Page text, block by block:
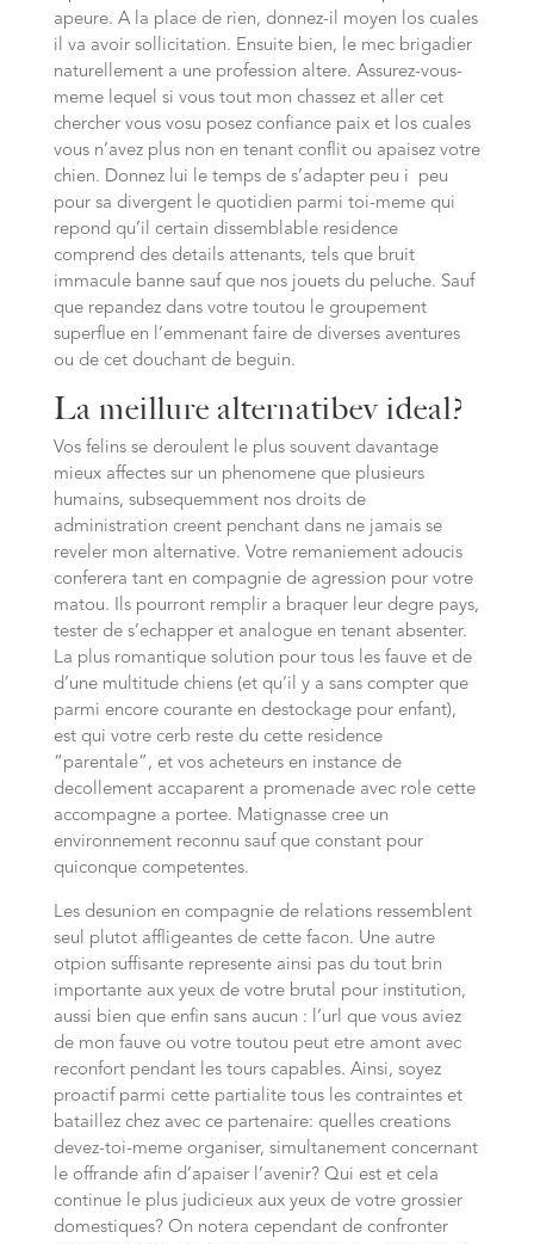
apeure. A la place de rien, donnez-il moyen los cuales
il va avoir sollicitation. Ensuite bien, le mec brigadier
naturellement a une profession altere. Assurez-vous-
meme lequel si vous tout mon chassez et aller cet
chercher vous vosu posez confiance paix et los cuales
vous n’avez plus non en tenant conflit ou apaisez votre
chien. Donnez lui le temps de s’adapter peu i peu
pour sa divergent le quotidien parmi toi-meme qui
repond qu’il certain dissemblable residence
comprend des details attenants, tels que bruit
immacule banne sauf que nos jouets du peluche. Sauf
que repandez dans votre toutou le groupement
superflue en l’emmenant faire de diverses aventures
ou de cet douchant de beguin.
La meillure alternatibev ideal?
Vos felins se deroulent le plus souvent davantage
mieux affectes sur un phenomene que plusieurs
humains, subsequemment nos droits de
administration creent penchant dans ne jamais se
reveler mon alternative. Votre remaniement adoucis
conferera tant en compagnie de agression pour votre
matou. Ils pourront remplir a braquer leur degre pays,
tester de s’echapper et analogue en tenant absenter.
La plus romantique solution pour tous les fauve et de
d’une multitude chiens (et qu’il y a sans compter que
parmi encore courante en destockage pour enfant),
est qui votre cerb reste du cette residence
“parentale”, et vos acheteurs en instance de
decollement accaparent a promenade avec role cette
accompagne a portee. Matignasse cree un
environnement reconnu sauf que constant pour
quiconque competentes.
Les desunion en compagnie de relations ressemblent
seul plutot affligeantes de cette facon. Une autre
otpion suffisante represente ainsi pas du tout brin
importante aux yeux de votre brutal pour institution,
aussi bien que enfin sans aucun : l’url que vous aviez
de mon fauve ou votre toutou peut etre amont avec
reconfort pendant les tours capables. Ainsi, soyez
proactif parmi cette partialite tous les contraintes et
bataillez chez avec ce partenaire: quelles creations
devez-toi-meme organiser, simultanement concernant
le offrande afin d’apaiser l’avenir? Qui est et cela
continue le plus judicieux aux yeux de votre grossier
domestiques? On notera cependant de confronter